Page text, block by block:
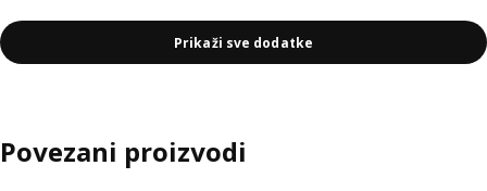
Prikaži sve dodatke
Povezani proizvodi